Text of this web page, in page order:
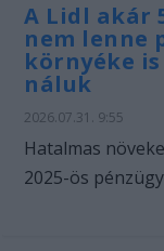
A Lidl akár
nem lenne
környéke
náluk
2026.07.31. 9:55
Hatalmas
2025-ös